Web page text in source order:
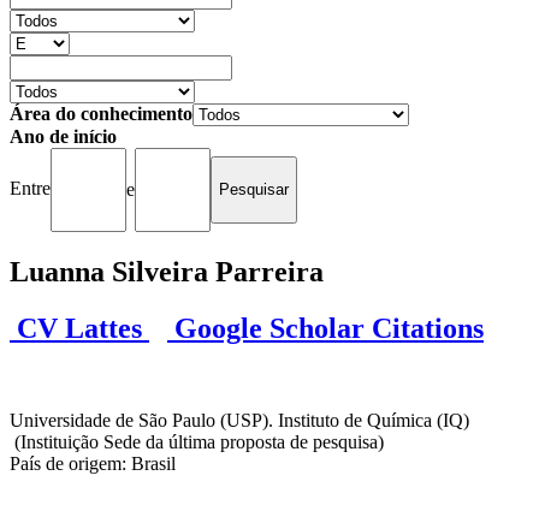
Área do conhecimento
Ano de início
Entre e
Luanna Silveira Parreira
CV Lattes
Google Scholar Citations
Universidade de São Paulo (USP). Instituto de Química (IQ)
(Instituição Sede da última proposta de pesquisa)
País de origem: Brasil